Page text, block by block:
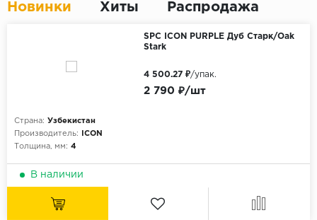
Новинки Хиты Распродажа
SPC ICON PURPLE Дуб Старк/Oak
Stark
Страна: Узбекистан
Производитель:
ICON
Толщина, мм: 4
2 790 ₽/шт
4 500.27 ₽/упак.
В наличии